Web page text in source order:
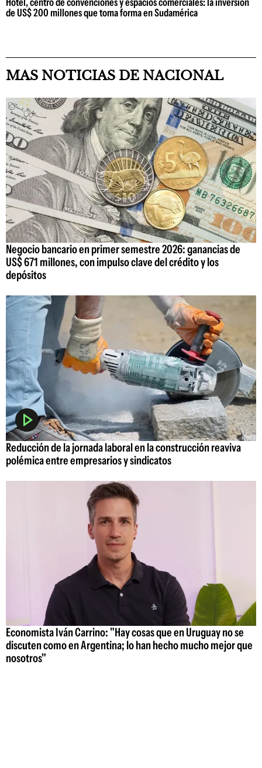
de US$ 200 millones que toma forma en Sudamérica
MAS NOTICIAS DE NACIONAL
Negocio bancario en primer semestre 2026: ganancias de
US$ 671 millones, con impulso clave del crédito y los
depósitos
Reducción de la jornada laboral en la construcción reaviva
polémica entre empresarios y sindicatos
Economista Iván Carrino: "Hay cosas que en Uruguay no se
discuten como en Argentina; lo han hecho mucho mejor que
nosotros"